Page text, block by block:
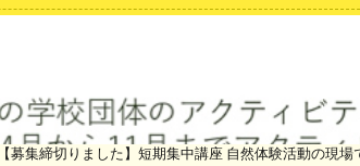
【募集締切りました】短期集中講座 自然体験活動の現